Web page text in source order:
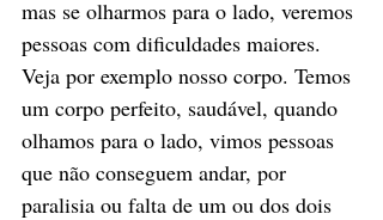
mas se olharmos para o lado, veremos
pessoas com dificuldades maiores.
Veja por exemplo nosso corpo. Temos
um corpo perfeito, saudável, quando
olhamos para o lado, vimos pessoas
que não conseguem andar, por
paralisia ou falta de um ou dos dois